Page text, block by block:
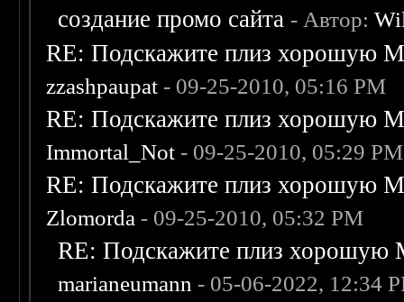
создание промо сайта - Автор:
RE: Подскажите плиз хорошую
zzashpaupat - 09-25-2010, 05:16 PM
RE: Подскажите плиз хорошую
Immortal_Not - 09-25-2010, 05:29 PM
RE: Подскажите плиз хорошую
Zlomorda - 09-25-2010, 05:32 PM
RE: Подскажите плиз хорошую
marianeumann - 05-06-2022, 12:34